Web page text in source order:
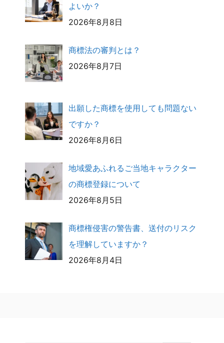
よいか？
2026年8月8日
商標法の審判とは？
2026年8月7日
出願した商標を使用しても問題ない
ですか？
2026年8月6日
地域愛あふれるご当地キャラクター
の商標登録について
2026年8月5日
商標権侵害の警告書、送付のリスク
を理解していますか？
2026年8月4日